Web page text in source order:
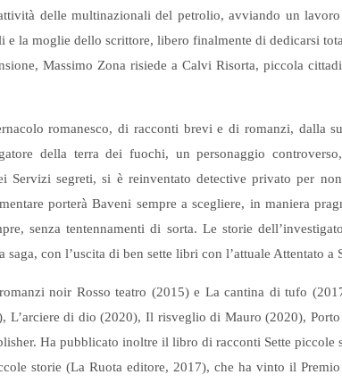
delle multinazionali del petrolio, avviando un
la moglie dello scrittore, libero finalmente di dedicarsi
Massimo Zona risiede a Calvi Risorta, piccola
romanesco, di racconti brevi e di romanzi, dalla
della terra dei fuochi, un personaggio
Servizi segreti, si è reinventato detective privato per
porterà Baveni sempre a scegliere, in maniera
senza tentennamenti di sorta. Le storie
con l’uscita di ben sette libri con l’attuale Attentato a
noir Rosso teatro (2015) e La cantina di tufo
L’arciere di dio (2020), Il risveglio di Mauro (2020),
Ha pubblicato inoltre il libro di racconti Sette piccole
storie (La Ruota editore, 2017), che ha vinto il